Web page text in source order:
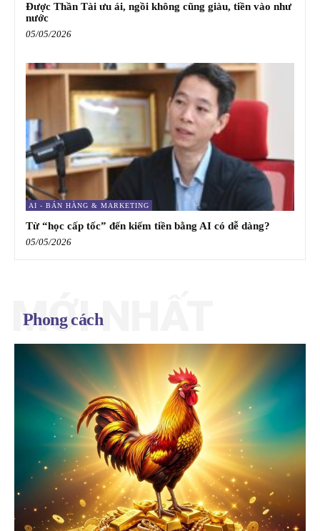
Được Thần Tài ưu ái, ngồi không cũng giàu, tiền vào như
nước
05/05/2026
AI - BÁN HÀNG & MARKETING
Từ “học cấp tốc” đến kiếm tiền bằng AI có dễ dàng?
05/05/2026
Phong cách
MỚI NHẤT